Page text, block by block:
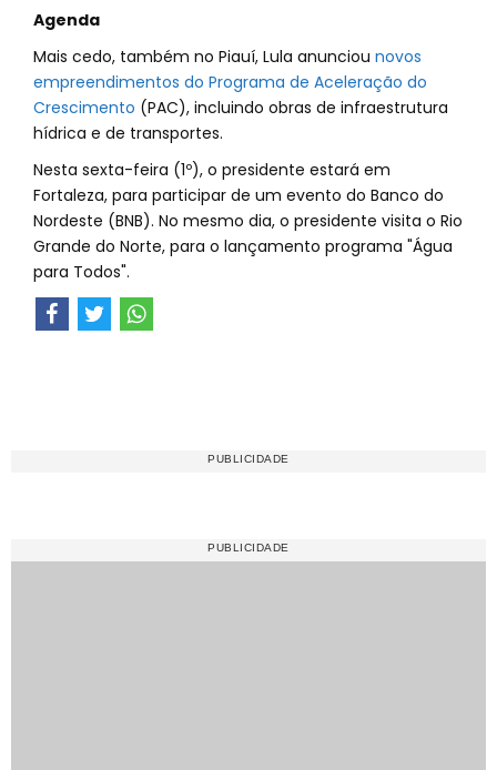
Agenda
Mais cedo, também no Piauí, Lula anunciou novos
empreendimentos do Programa de Aceleração do
Crescimento (PAC), incluindo obras de infraestrutura
hídrica e de transportes.
Nesta sexta-feira (1º), o presidente estará em
Fortaleza, para participar de um evento do Banco do
Nordeste (BNB). No mesmo dia, o presidente visita o Rio
Grande do Norte, para o lançamento programa "Água
para Todos".